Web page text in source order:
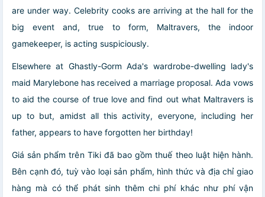
are under way. Celebrity cooks are arriving at the hall for the
big event and, true to form, Maltravers, the indoor
gamekeeper, is acting suspiciously.
Elsewhere at Ghastly-Gorm Ada's wardrobe-dwelling lady's
maid Marylebone has received a marriage proposal. Ada vows
to aid the course of true love and find out what Maltravers is
up to but, amidst all this activity, everyone, including her
father, appears to have forgotten her birthday!
Giá sản phẩm trên Tiki đã bao gồm thuế theo luật hiện hành.
Bên cạnh đó, tuỳ vào loại sản phẩm, hình thức và địa chỉ giao
hàng mà có thể phát sinh thêm chi phí khác như phí vận